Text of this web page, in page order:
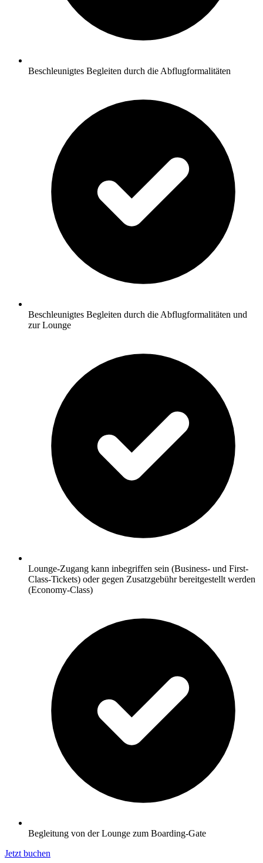
Beschleunigtes Begleiten durch die Abflugformalitäten
Beschleunigtes Begleiten durch die Abflugformalitäten und
zur Lounge
Lounge-Zugang kann inbegriffen sein (Business- und First-
Class-Tickets) oder gegen Zusatzgebühr bereitgestellt werden
(Economy-Class)
Begleitung von der Lounge zum Boarding-Gate
Jetzt buchen